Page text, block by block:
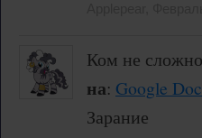
Ком не
на: Google
Зарание